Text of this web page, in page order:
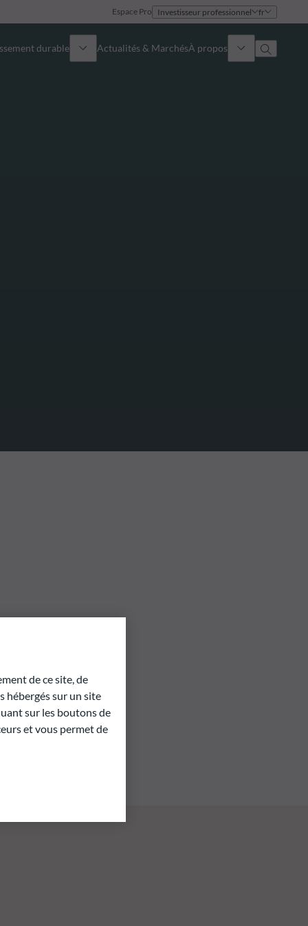
Espace Pro Investisseur professionnel fr
durable Actualités & MarchésÀ propos
de ce site, de
hébergés sur un site
sur les boutons de
et vous permet de